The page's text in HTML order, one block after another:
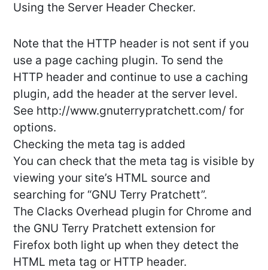
Using the Server Header Checker.
Note that the HTTP header is not sent if you
use a page caching plugin. To send the
HTTP header and continue to use a caching
plugin, add the header at the server level.
See http://www.gnuterrypratchett.com/ for
options.
Checking the meta tag is added
You can check that the meta tag is visible by
viewing your site’s HTML source and
searching for “GNU Terry Pratchett”.
The Clacks Overhead plugin for Chrome and
the GNU Terry Pratchett extension for
Firefox both light up when they detect the
HTML meta tag or HTTP header.